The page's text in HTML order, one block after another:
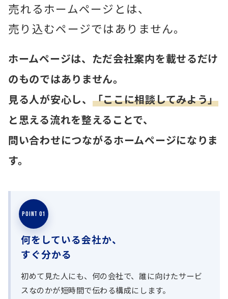
売れるホームページとは、
売り込むページではありません。
ホームページは、ただ会社案内を載せるだけ
のものではありません。
見る人が安心し、 「ここに相談してみよう」
と思える流れを整えることで、
問い合わせにつながるホームページになりま
す。
POINT 01
何をしている会社か、
すぐ分かる
初めて見た人にも、何の会社で、誰に向けたサービ
スなのかが短時間で伝わる構成にします。